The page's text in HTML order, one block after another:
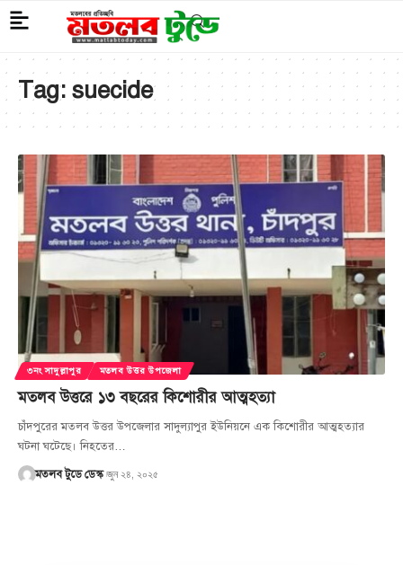
Tag: suecide
৩নং সাদুল্লাপুর মতলব উত্তর উপজেলা
মতলব উত্তরে ১৩ বছরের কিশোরীর আত্মহত্যা
চাঁদপুরের মতলব উত্তর উপজেলার সাদুল্যাপুর ইউনিয়নে এক কিশোরীর আত্মহত্যার
ঘটনা ঘটেছে। নিহতের…
মতলব টুডে ডেস্ক জুন ২৪, ২০২৫